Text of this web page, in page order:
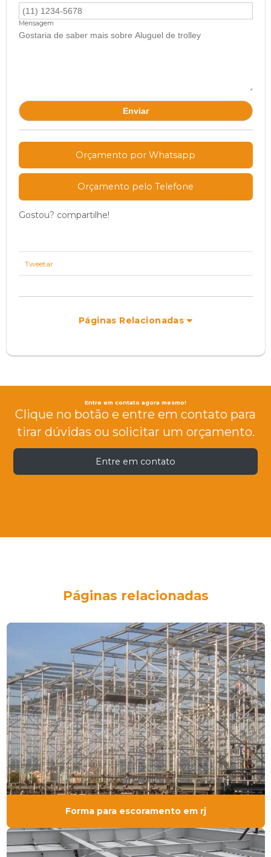
Mensagem
Orçamento por Whatsapp
Orçamento pelo Telefone
Gostou? compartilhe!
Tweetar
Páginas Relacionadas
Entre em contato agora mesmo!
Clique no botão e entre em contato para
tirar dúvidas ou solicitar um orçamento.
Entre em contato
Páginas relacionadas
Forma para escoramento em rj